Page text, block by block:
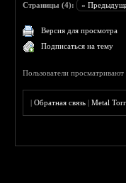
Страницы (4): «
Версия для просмотра
Подписаться на тему
Пользователи
|Обратная связь |Metal